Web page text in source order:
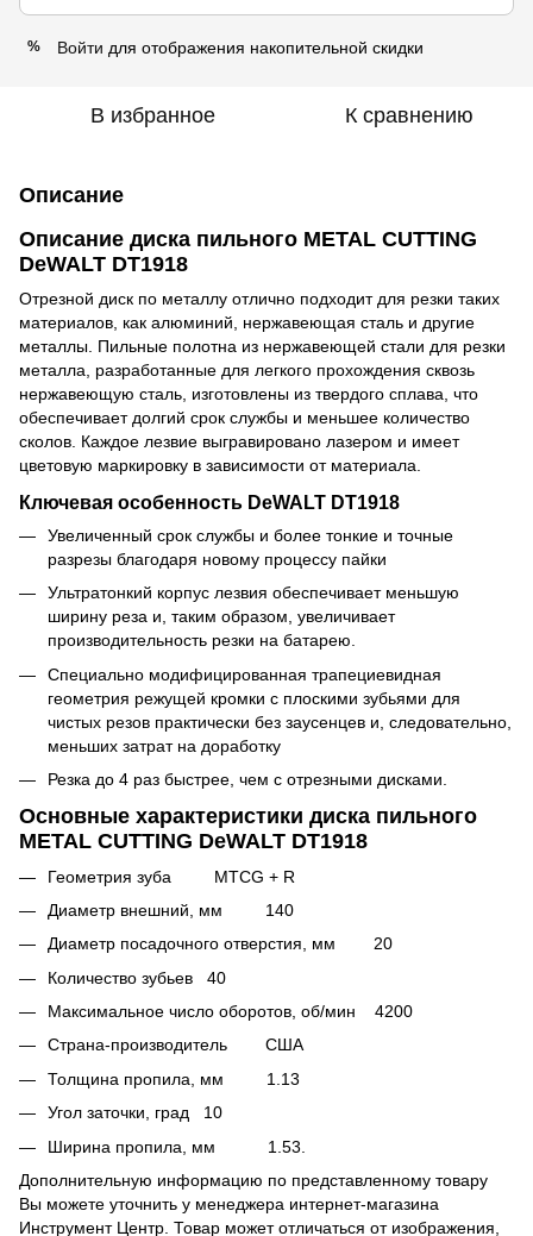
% Войти для отображения накопительной скидки
В избранное К сравнению
Описание
Описание диска пильного METAL CUTTING
DeWALT DT1918
Отрезной диск по металлу отлично подходит для резки таких
материалов, как алюминий, нержавеющая сталь и другие
металлы. Пильные полотна из нержавеющей стали для резки
металла, разработанные для легкого прохождения сквозь
нержавеющую сталь, изготовлены из твердого сплава, что
обеспечивает долгий срок службы и меньшее количество
сколов. Каждое лезвие выгравировано лазером и имеет
цветовую маркировку в зависимости от материала.
Ключевая особенность DeWALT DT1918
Увеличенный срок службы и более тонкие и точные
разрезы благодаря новому процессу пайки
Ультратонкий корпус лезвия обеспечивает меньшую
ширину реза и, таким образом, увеличивает
производительность резки на батарею.
Специально модифицированная трапециевидная
геометрия режущей кромки с плоскими зубьями для
чистых резов практически без заусенцев и, следовательно,
меньших затрат на доработку
Резка до 4 раз быстрее, чем с отрезными дисками.
Основные характеристики диска пильного
METAL CUTTING DeWALT DT1918
Геометрия зуба MТCG + R
Диаметр внешний, мм 140
Диаметр посадочного отверстия, мм 20
Количество зубьев 40
Максимальное число оборотов, об/мин 4200
Страна-производитель США
Толщина пропила, мм 1.13
Угол заточки, град 10
Ширина пропила, мм 1.53.
Дополнительную информацию по представленному товару
Вы можете уточнить у менеджера интернет-магазина
Инструмент Центр. Товар может отличаться от изображения,